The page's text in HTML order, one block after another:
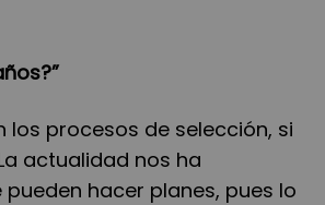
los procesos de selección, si
actualidad nos ha
hacer planes, pues lo